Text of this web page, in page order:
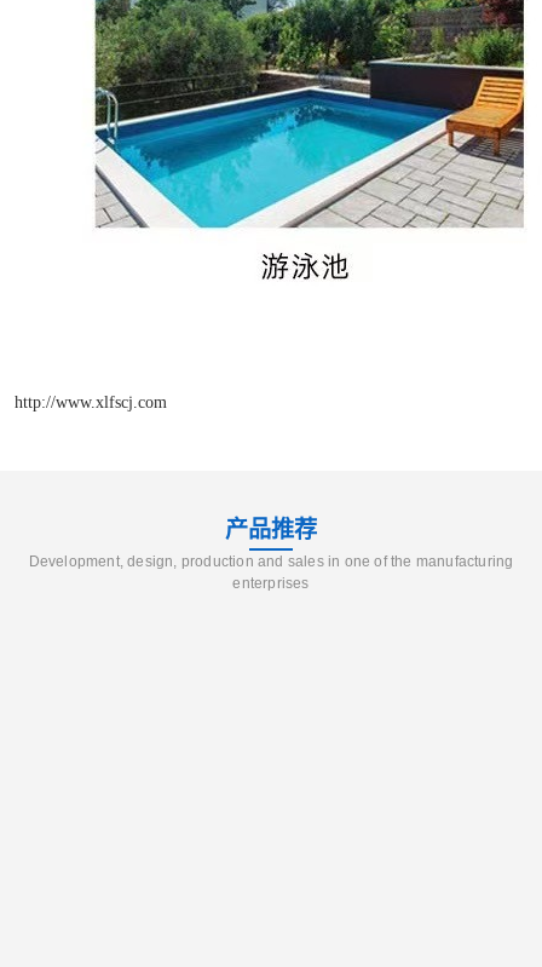
http://www.xlfscj.com
产品推荐
Development, design, production and sales in one of the manufacturing
enterprises